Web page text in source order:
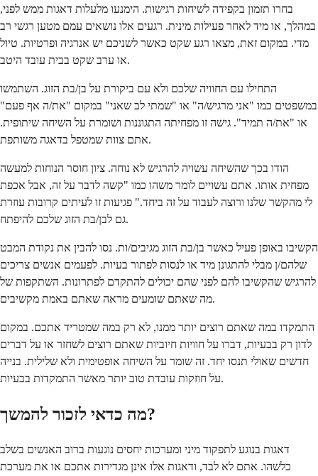
בחרו תזמון בקפידה לשיחות רגישות. הימנעו מלעלות דאגות ממש לפני,
במהלך, או מיד לאחר פעילות מינית. רגעים אלו נושאים עמם מטען רגשי רב
מדי. במקום זאת, מצאו רגע שקט כאשר לשניכם יש אנרגיה ופרטיות. טיול
או ערב שקט בבית עובד היטב.
התחילו עם החוויה שלכם ולא עם ביקורת על בן/בת הזוג. השתמשו
במשפטים כמו "אני מרגיש/ה" או "שמתי לב שאני" במקום "את/ה אף פעם"
או "את/ה תמיד". גישה זו מפחיתה התגוננות ושומרת על השיחה שיתופית.
אתם צוות שמטפל בדאגה משותפת.
הודו בכך שהשיחה עשויה להרגיש לא נוחה. ציון חוסר הנוחות למעשה
מפחית אותו. אתם עשויים לומר משהו כמו "קשה לדבר על זה, אבל אכפת
לי מהקשר שלנו ורוצה לעבוד על זה ביחד." פגיעות זו לעיתים קרובות עוזרת
גם לבן/בת הזוג שלכם להיפתח.
הקשיבו באופן פעיל כאשר בן/בת הזוג מגיבים/ות. נסו להבין את נקודת המבט
שלהם/ן מבלי להתגונן מיד או לנסות לפתור בעיות. לפעמים אנשים צריכים
להרגיש שהקשיבו להם לפני שהם יכולים להתקדם לפתרונות. השתקפות של
מה שאתם שומעים מראה שאתם באמת מקשיבים.
התמקדו במה שאתם רוצים יותר ממנו, לא רק במה שמטריד אתכם. במקום
לדון רק בבעיות, דברו על חוויות חיוביות שאתם רוצים לשחזר או על דברים
חדשים שאולי תנסו יחד. זה שומר על השיחה אופטימית ולא שלילית. בנייה
על חוזקות עובדת טוב יותר מאשר התמקדות בבעיות.
מה כדאי לזכור להמשך?
דאגות בנוגע לתפקוד מיני ומערכות יחסים נוגעות ברוב האנשים בשלב
כלשהו. אתם לא לבד, ודאגות אלו אינן מגדירות אתכם או את מערכת